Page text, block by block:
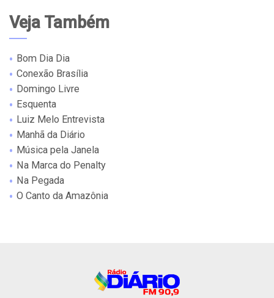
Veja Também
Bom Dia Dia
Conexão Brasília
Domingo Livre
Esquenta
Luiz Melo Entrevista
Manhã da Diário
Música pela Janela
Na Marca do Penalty
Na Pegada
O Canto da Amazônia